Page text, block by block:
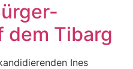
dem Tibarg
Ines